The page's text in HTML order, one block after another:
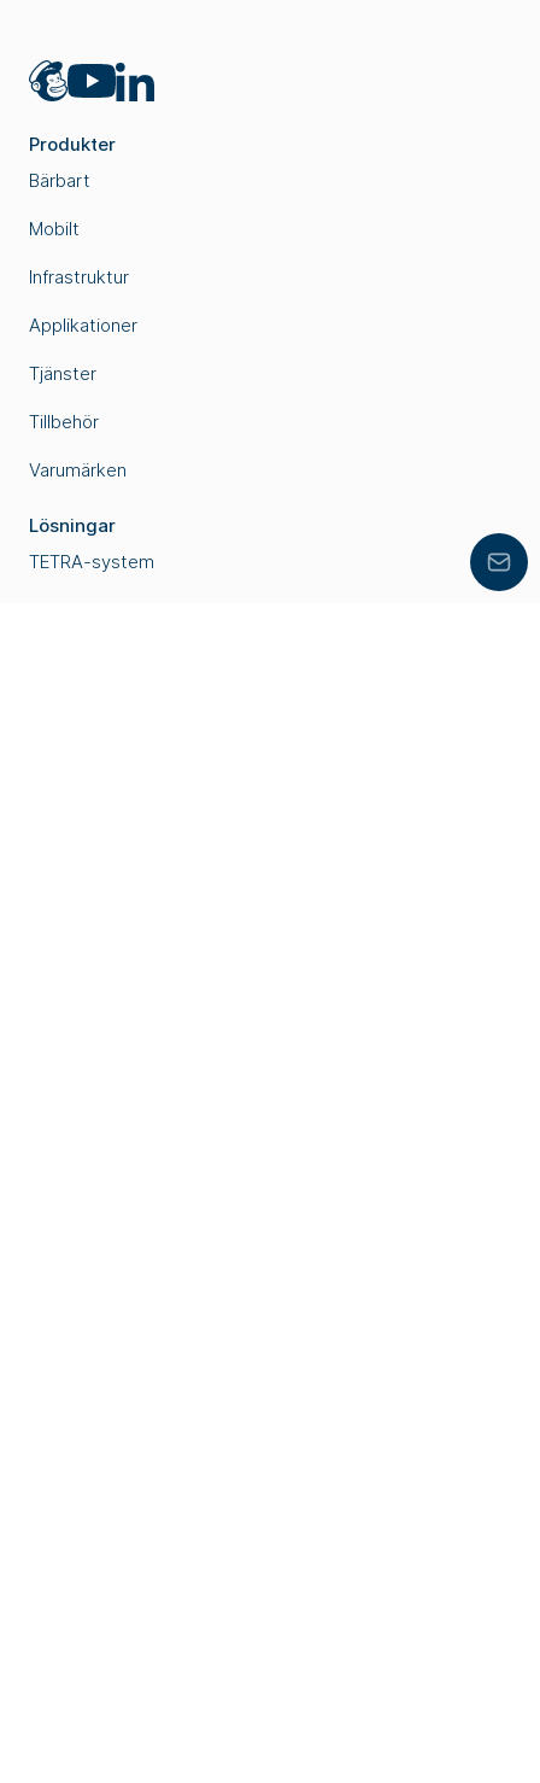
Mailchimp
YouTubeLinkedIn
Produkter
Bärbart
Mobilt
Infrastruktur
Applikationer
Tjänster
Tillbehör
Varumärken
Lösningar
TETRA-system